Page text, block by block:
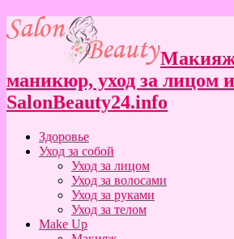
маникюр, уход за лицом
SalonBeauty24.info
Здоровье
Уход за собой
Уход за лицом
Уход за волосами
Уход за руками
Уход за телом
Make Up